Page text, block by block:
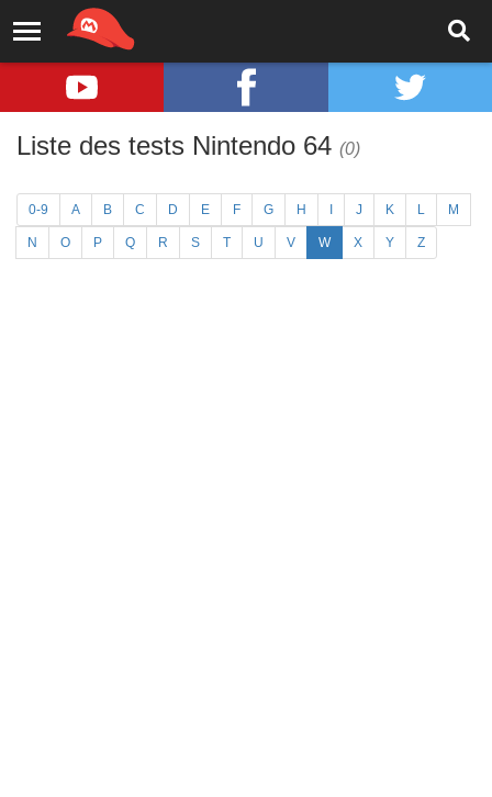
Liste des tests Nintendo 64 (0)
0-9 A B C D E F G H J K L M
N O P Q R S T U V W X Y Z